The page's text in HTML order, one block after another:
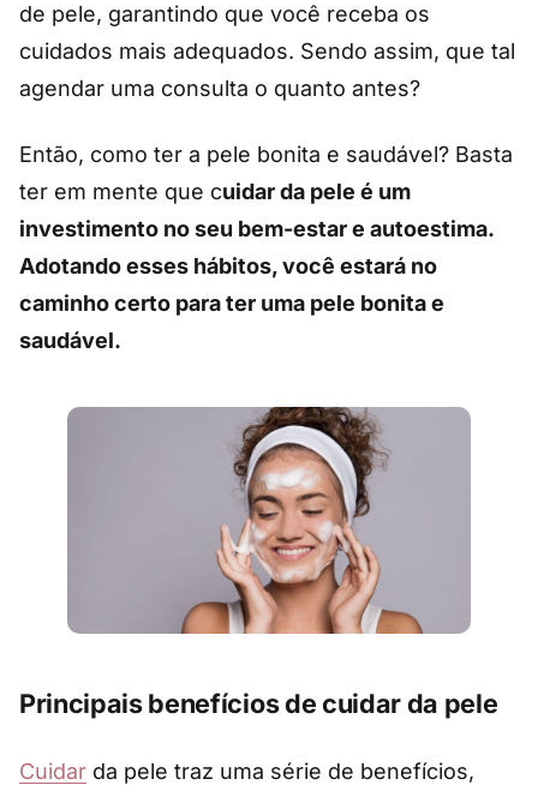
de pele, garantindo que você receba os
cuidados mais adequados. Sendo assim, que tal
agendar uma consulta o quanto antes?
Então, como ter a pele bonita e saudável? Basta
ter em mente que cuidar da pele é um
investimento no seu bem-estar e autoestima.
Adotando esses hábitos, você estará no
caminho certo para ter uma pele bonita e
saudável.
Principais benefícios de cuidar da pele
Cuidar da pele traz uma série de benefícios,